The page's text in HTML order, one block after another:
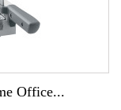
Office...